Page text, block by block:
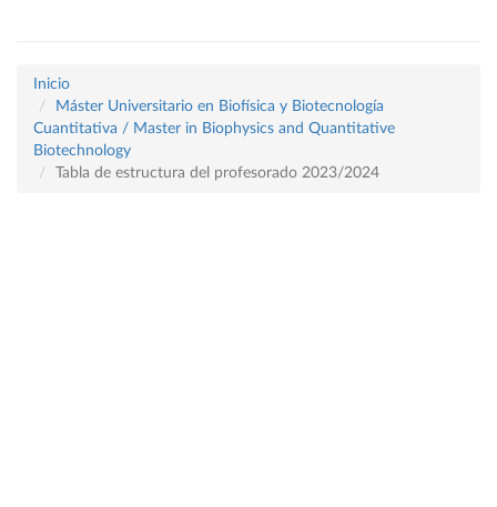
Inicio
Máster Universitario en Biofísica y Biotecnología
Cuantitativa / Master in Biophysics and Quantitative
Biotechnology
Tabla de estructura del profesorado 2023/2024